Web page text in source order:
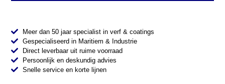
Meer dan 50 jaar specialist in verf & coatings
Gespecialiseerd in Maritiem & Industrie
Direct leverbaar uit ruime voorraad
Persoonlijk en deskundig advies
Snelle service en korte lijnen